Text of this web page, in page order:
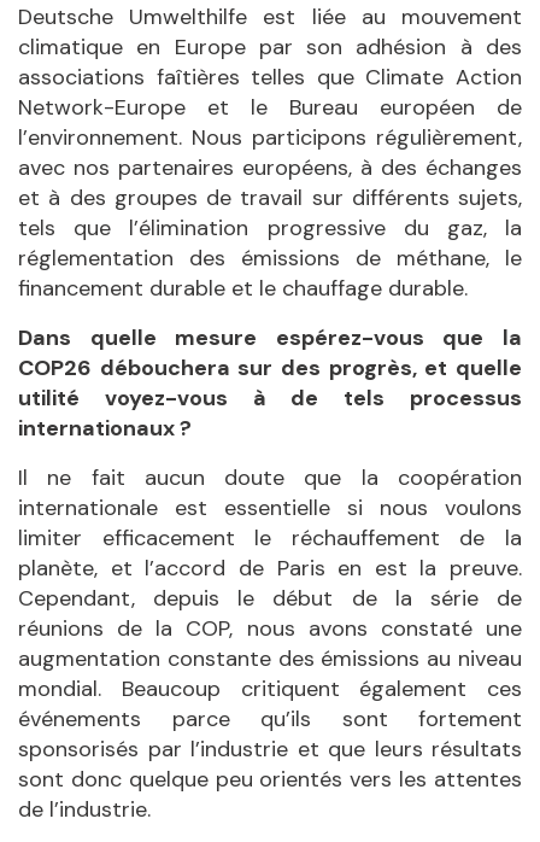
Deutsche Umwelthilfe est liée au mouvement
climatique en Europe par son adhésion à des
associations faîtières telles que Climate Action
Network-Europe et le Bureau européen de
l’environnement. Nous participons régulièrement,
avec nos partenaires européens, à des échanges
et à des groupes de travail sur différents sujets,
tels que l’élimination progressive du gaz, la
réglementation des émissions de méthane, le
financement durable et le chauffage durable.
Dans quelle mesure espérez-vous que la
COP26 débouchera sur des progrès, et quelle
utilité voyez-vous à de tels processus
internationaux ?
Il ne fait aucun doute que la coopération
internationale est essentielle si nous voulons
limiter efficacement le réchauffement de la
planète, et l’accord de Paris en est la preuve.
Cependant, depuis le début de la série de
réunions de la COP, nous avons constaté une
augmentation constante des émissions au niveau
mondial. Beaucoup critiquent également ces
événements parce qu’ils sont fortement
sponsorisés par l’industrie et que leurs résultats
sont donc quelque peu orientés vers les attentes
de l’industrie.